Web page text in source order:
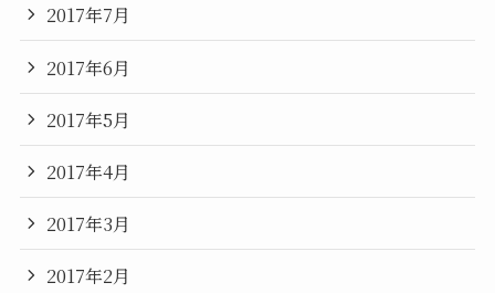
2017年7月
2017年6月
2017年5月
2017年4月
2017年3月
2017年2月